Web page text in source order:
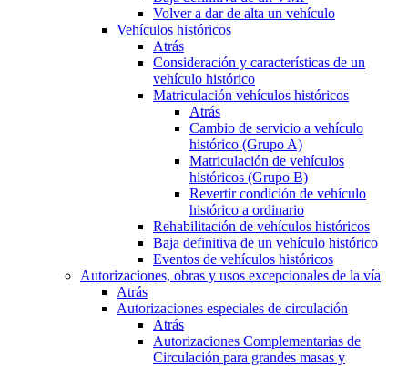
Volver a dar de alta un vehículo
Vehículos históricos
Atrás
Consideración y características de un
vehículo histórico
Matriculación vehículos históricos
Atrás
Cambio de servicio a vehículo
histórico (Grupo A)
Matriculación de vehículos
históricos (Grupo B)
Revertir condición de vehículo
histórico a ordinario
Rehabilitación de vehículos históricos
Baja definitiva de un vehículo histórico
Eventos de vehículos históricos
Autorizaciones, obras y usos excepcionales de la vía
Atrás
Autorizaciones especiales de circulación
Atrás
Autorizaciones Complementarias de
Circulación para grandes masas y